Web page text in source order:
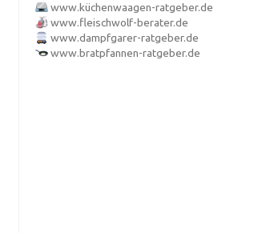
www.küchenwaagen-ratgeber.de
www.fleischwolf-berater.de
www.dampfgarer-ratgeber.de
www.bratpfannen-ratgeber.de